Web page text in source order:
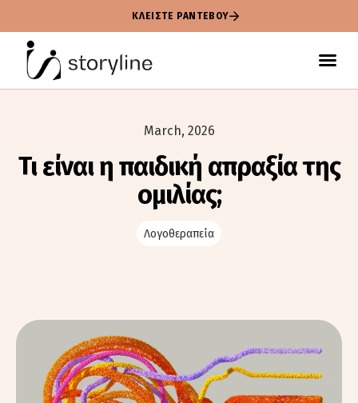
ΚΛΕΙΣΤΕ ΡΑΝΤΕΒΟΥ
March, 2026
Τι είναι η παιδική απραξία της
ομιλίας;
Λογοθεραπεία